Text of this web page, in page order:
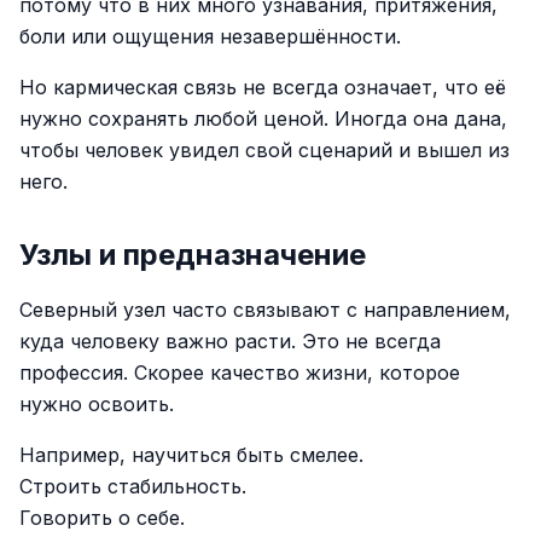
потому что в них много узнавания, притяжения,
боли или ощущения незавершённости.
Но кармическая связь не всегда означает, что её
нужно сохранять любой ценой. Иногда она дана,
чтобы человек увидел свой сценарий и вышел из
него.
Узлы и предназначение
Северный узел часто связывают с направлением,
куда человеку важно расти. Это не всегда
профессия. Скорее качество жизни, которое
нужно освоить.
Например, научиться быть смелее.
Строить стабильность.
Говорить о себе.